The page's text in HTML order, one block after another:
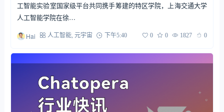
工智能实验室国家级平台共同携手筹建的特区学院，上海交通大学
人工智能学院在徐…
Hai 人工智能, 元宇宙 下午5:40 0 0 1827 0